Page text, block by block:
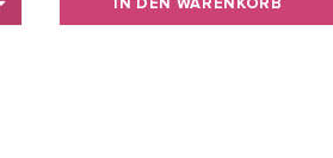
IN DEN WARENKORB